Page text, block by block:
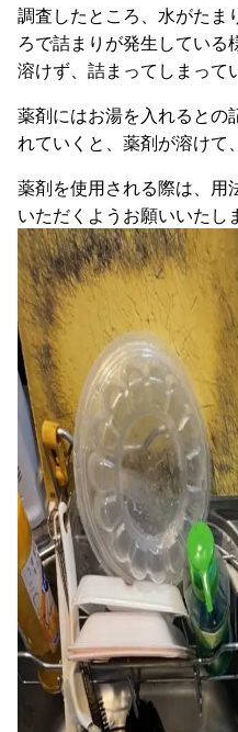
調査したところ、水がたま
ろで詰まりが発生している
溶けず、詰まってしまって
薬剤にはお湯を入れるとの
れていくと、薬剤が溶けて
薬剤を使用される際は、用
いただくようお願いいたし